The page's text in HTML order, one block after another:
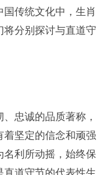
传统文化中，生肖
分别探讨与直道守
忠诚的品质著称，
着坚定的信念和顽强
名利所动摇，始终保
道守节的代表性生